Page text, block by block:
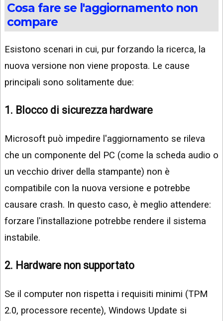
Cosa fare se l'aggiornamento non
compare
Esistono scenari in cui, pur forzando la ricerca, la
nuova versione non viene proposta. Le cause
principali sono solitamente due:
1. Blocco di sicurezza hardware
Microsoft può impedire l'aggiornamento se rileva
che un componente del PC (come la scheda audio o
un vecchio driver della stampante) non è
compatibile con la nuova versione e potrebbe
causare crash. In questo caso, è meglio attendere:
forzare l'installazione potrebbe rendere il sistema
instabile.
2. Hardware non supportato
Se il computer non rispetta i requisiti minimi (TPM
2.0, processore recente), Windows Update si